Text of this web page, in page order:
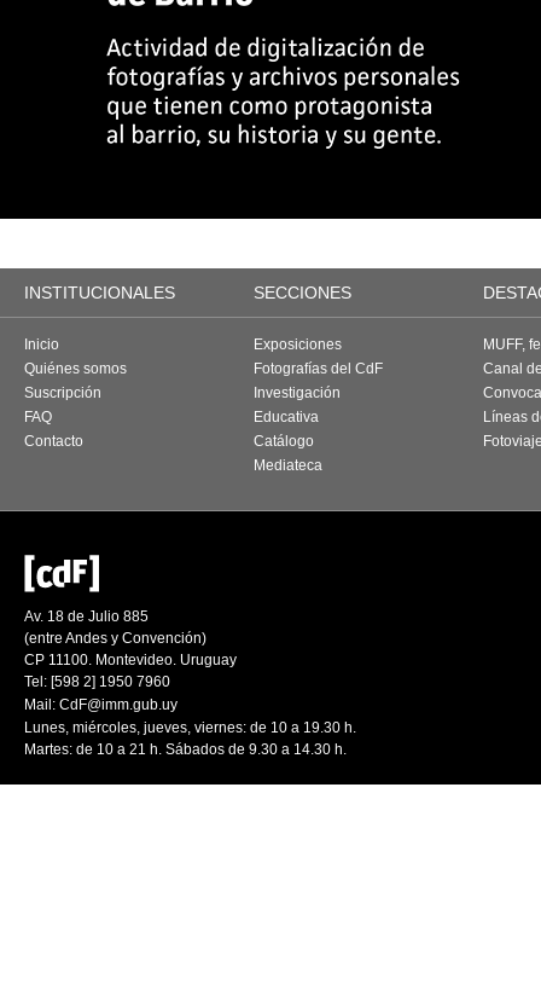
INSTITUCIONALES SECCIONES
Inicio
Quiénes somos
Suscripción
FAQ
Contacto
Exposiciones
Fotografías del CdF
Investigación
Educativa
Catálogo
Mediateca
MUFF,
Canal
Líneas
Av. 18 de Julio 885
(entre Andes y Convención)
CP 11100. Montevideo. Uruguay
Tel: [598 2] 1950 7960
Mail: CdF@imm.gub.uy
Lunes, miércoles, jueves, viernes: de 10 a 19.30 h.
Martes: de 10 a 21 h. Sábados de 9.30 a 14.30 h.